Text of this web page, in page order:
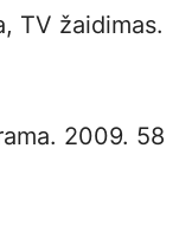
TV žaidimas.
2009. 58